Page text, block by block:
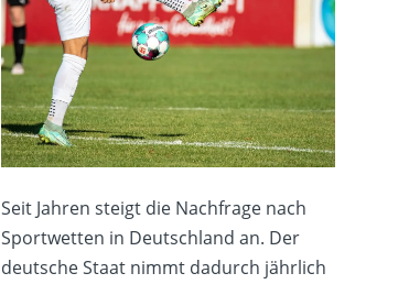
Seit Jahren steigt die Nachfrage nach
Sportwetten in Deutschland an. Der
deutsche Staat nimmt dadurch jährlich